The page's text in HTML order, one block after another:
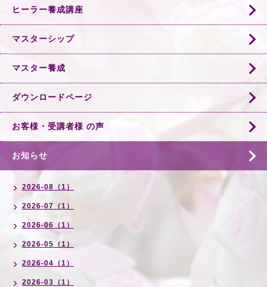
ヒーラー養成講座
マスターシップ
マスター養成
ダウンロードページ
お客様・受講者様 の声
お知らせ
2026-08（1）
2026-07（1）
2026-06（1）
2026-05（1）
2026-04（1）
2026-03（1）